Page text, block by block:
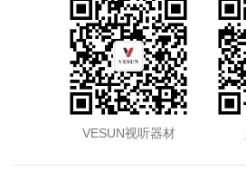
VESUN视听器材